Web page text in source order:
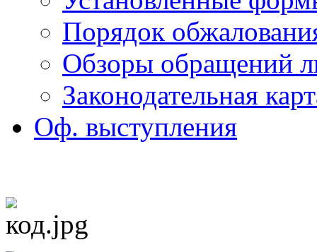
Порядок
Обзоры обращений
Законодательная
Оф. выступления